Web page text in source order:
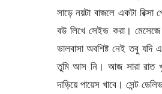
সাড়ে নয়টা বাজলে একটা
বউ লিখে সেইভ করা।
ভালবাসা অবশিষ্ট নেই তবু
তুমি আস নি। আজ সারা রাত খুব
দাড়িয়ে পায়েস খাবে। সেন্ট